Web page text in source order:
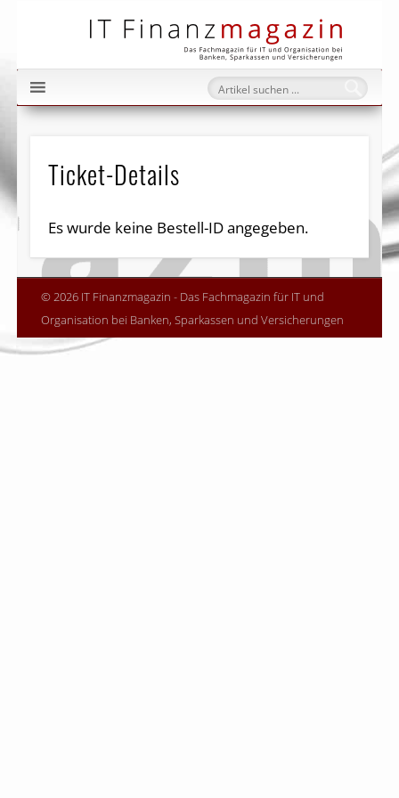
Ticket-Details
Es wurde keine Bestell-ID angegeben.
© 2026 IT Finanzmagazin - Das Fachmagazin für IT und
Organisation bei Banken, Sparkassen und Versicherungen